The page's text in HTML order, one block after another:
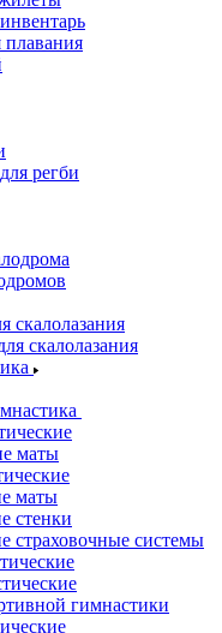
регби
скалолазания
скалолазания
маты
маты
стенки
страховочные системы
гимнастики